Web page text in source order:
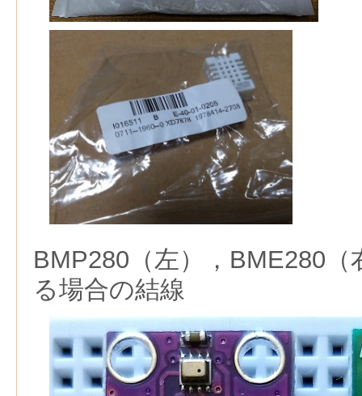
BMP280（左），BME280
る場合の結線